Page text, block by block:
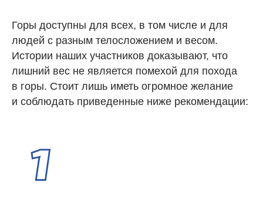
Горы доступны для всех, в том числе и для
людей с разным телосложением и весом.
Истории наших участников доказывают, что
лишний вес не является помехой для похода
в горы. Стоит лишь иметь огромное желание
и соблюдать приведенные ниже рекомендации: